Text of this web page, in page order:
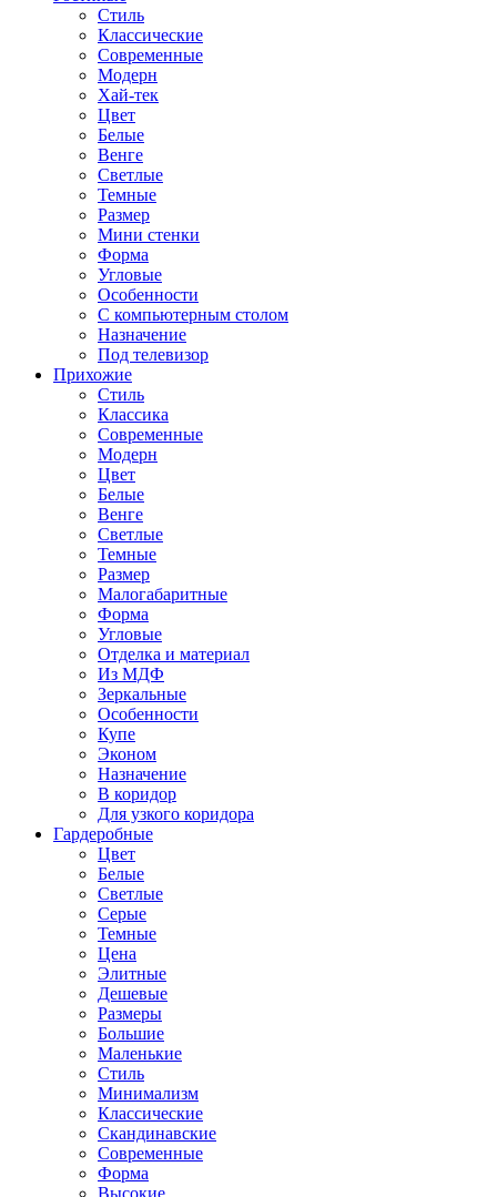
Стиль
Классические
Современные
Модерн
Хай-тек
Цвет
Белые
Венге
Светлые
Темные
Размер
Мини стенки
Форма
Угловые
Особенности
С компьютерным столом
Назначение
Под телевизор
Прихожие
Стиль
Классика
Современные
Модерн
Цвет
Белые
Венге
Светлые
Темные
Размер
Малогабаритные
Форма
Угловые
Отделка и материал
Из МДФ
Зеркальные
Особенности
Купе
Эконом
Назначение
В коридор
Для узкого коридора
Гардеробные
Цвет
Белые
Светлые
Серые
Темные
Цена
Элитные
Дешевые
Размеры
Большие
Маленькие
Стиль
Минимализм
Классические
Скандинавские
Современные
Форма
Высокие